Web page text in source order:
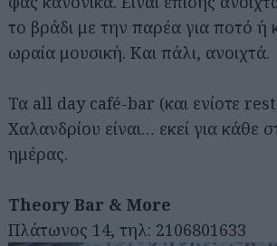
το βράδι με την παρέα για ποτό ή
ωραία μουσική. Και πάλι, ανοιχτά.
Τα all day café-bar (και ενίοτε
Χαλανδρίου είναι… εκεί για κάθε
ημέρας.
Theory Bar & More
Πλάτωνος 14, τηλ: 2106801633